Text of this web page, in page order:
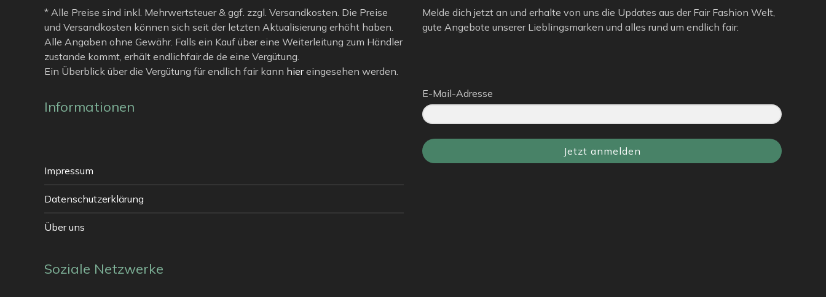
* Alle Preise sind inkl. Mehrwertsteuer & ggf. zzgl. Versandkosten. Die Preise
und Versandkosten können sich seit der letzten Aktualisierung erhöht haben.
Alle Angaben ohne Gewähr. Falls ein Kauf über eine Weiterleitung zum Händler
zustande kommt, erhält endlichfair.de de eine Vergütung.
Ein Überblick über die Vergütung für endlich fair kann hiereingesehen werden.
Informationen
Impressum
Datenschutzerklärung
Über uns
Soziale Netzwerke
Melde dich jetzt an und erhalte von uns die Updates aus der Fair Fashion Welt,
gute Angebote unserer Lieblingsmarken und alles rund um endlich fair:
E-Mail-Adresse
Jetzt anmelden